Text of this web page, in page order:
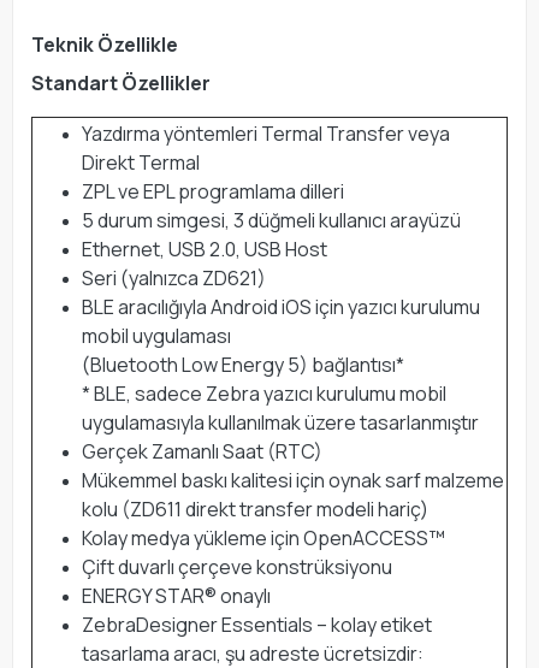
Teknik Özellikle
Standart Özellikler
Yazdırma yöntemleri Termal Transfer veya
Direkt Termal
ZPL ve EPL programlama dilleri
5 durum simgesi, 3 düğmeli kullanıcı arayüzü
Ethernet, USB 2.0, USB Host
Seri (yalnızca ZD621)
BLE aracılığıyla Android iOS için yazıcı kurulumu
mobil uygulaması
(Bluetooth Low Energy 5) bağlantısı*
* BLE, sadece Zebra yazıcı kurulumu mobil
uygulamasıyla kullanılmak üzere tasarlanmıştır
Gerçek Zamanlı Saat (RTC)
Mükemmel baskı kalitesi için oynak sarf malzeme
kolu (ZD611 direkt transfer modeli hariç)
Kolay medya yükleme için OpenACCESS™
Çift duvarlı çerçeve konstrüksiyonu
ENERGY STAR® onaylı
ZebraDesigner Essentials – kolay etiket
tasarlama aracı, şu adreste ücretsizdir: